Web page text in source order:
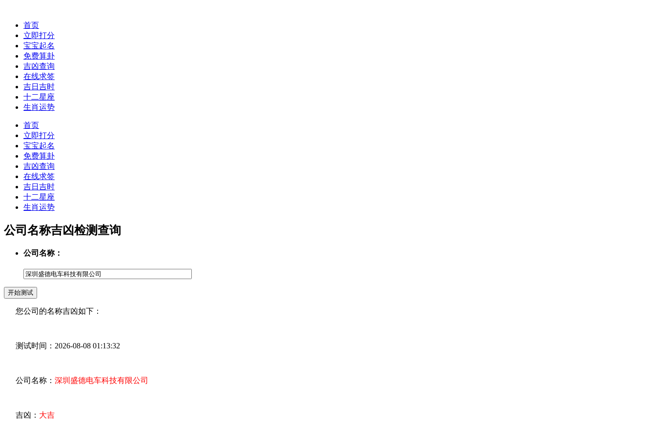
首页
立即打分
宝宝起名
免费算卦
吉凶查询
在线求签
吉日吉时
十二星座
生肖运势
首页
立即打分
宝宝起名
免费算卦
吉凶查询
在线求签
吉日吉时
十二星座
生肖运势
公司名称吉凶检测查询
公司名称：
您公司的名称吉凶如下：
测试时间：2026-08-08 01:13:32
公司名称： 深圳盛德电车科技有限公司
吉凶： 大吉